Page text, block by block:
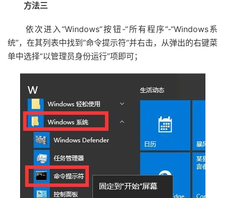
方法三
依次进入“Windows”按钮-“所有程序”-“Windows系
统”，在其列表中找到”命令提示符“并右击，从弹出的右键菜
单中选择“以管理员身份运行”项即可；